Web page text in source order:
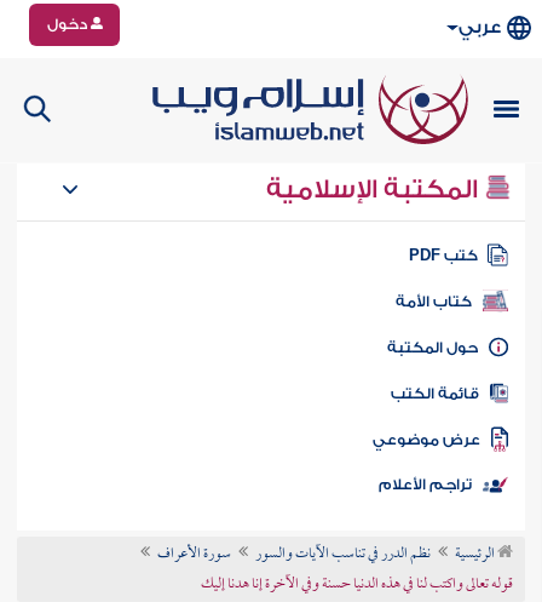
عربي دخول
المكتبة الإسلامية
كتب PDF
كتاب الأمة
المكتبة
الكتب
موضوعي
تراجم الأعلام
الرئيسية نظم الدرر في تناسب الآيات والسور
سورة الأعراف
قوله تعالى واكتب لنا في هذه الدنيا حسنة وفي الآخرة إنا هدنا إليك